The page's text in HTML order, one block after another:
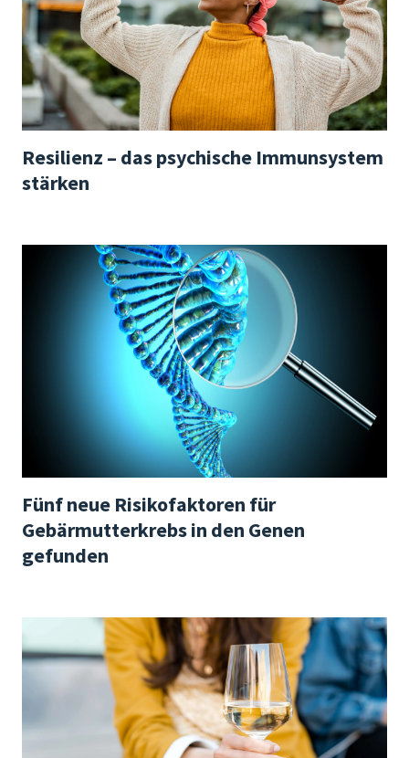
Resilienz – das psychische Immunsystem
stärken
Fünf neue Risikofaktoren für
Gebärmutterkrebs in den Genen
gefunden